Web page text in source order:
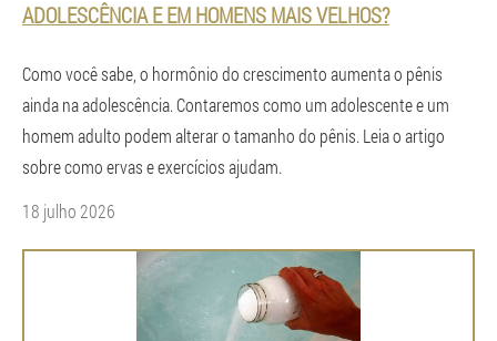
ADOLESCÊNCIA E EM HOMENS MAIS VELHOS?
Como você sabe, o hormônio do crescimento aumenta o pênis
ainda na adolescência. Contaremos como um adolescente e um
homem adulto podem alterar o tamanho do pênis. Leia o artigo
sobre como ervas e exercícios ajudam.
18 julho 2026